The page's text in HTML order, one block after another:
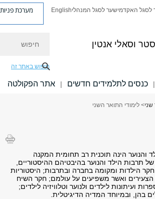
וסאלי אנטין
לסגל האקדמישער לסגל המנהליEnglish מערכת פניות
חיפוש באתר זה
| כנסים לתלמידים חדשים | אתר הפקולטה
שני> לימודי התואר השני
והנוער הינה תוכנית רב תחומית המקנה
תרבות הילד והנוער בהיבטיהם ההיסטוריים,
הילדות ומקומה בחברה ובתרבות; היסטוריות
הצעירים ואשר משפיעים על עולמם; חקר השיח
ועיתונות לילדים ולנוער וטלוויזיה לילדים;
בהן, ובמיוחד המדיה הדיגיטלית.